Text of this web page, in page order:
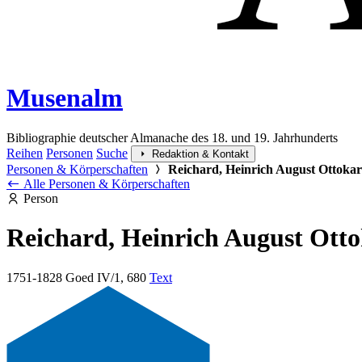
Musenalm
Bibliographie deutscher Almanache des 18. und 19. Jahrhunderts
Reihen Personen Suche Redaktion & Kontakt
Personen & Körperschaften
Reichard, Heinrich August Ottokar
Alle Personen & Körperschaften
Person
Reichard, Heinrich August
1751-1828 Goed IV/1, 680 Text